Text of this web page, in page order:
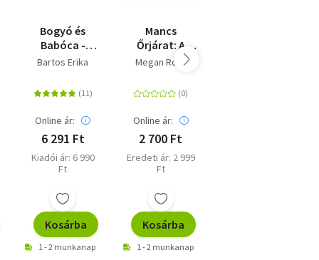
Bogyó és
Babóca -
Érzelmek
Bartos Erika
Online ár:
6 291 Ft
Kiadói ár: 6 990
Ft
Kosárba
1 - 2 munkanap
Mancs
Őrjárat: A
dinófilm - A
kaland -
Mesekönyv a
mozifilm
Megan Roth
Online ár:
2 700 Ft
Eredeti ár: 2 999
Ft
Kosárba
1 - 2 munkanap